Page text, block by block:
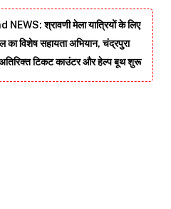
श्रावणी मेला यात्रियों के लिए
का विशेष सहायता अभियान, चंद्रपुरा
टिकट काउंटर और हेल्प बूथ शुरू